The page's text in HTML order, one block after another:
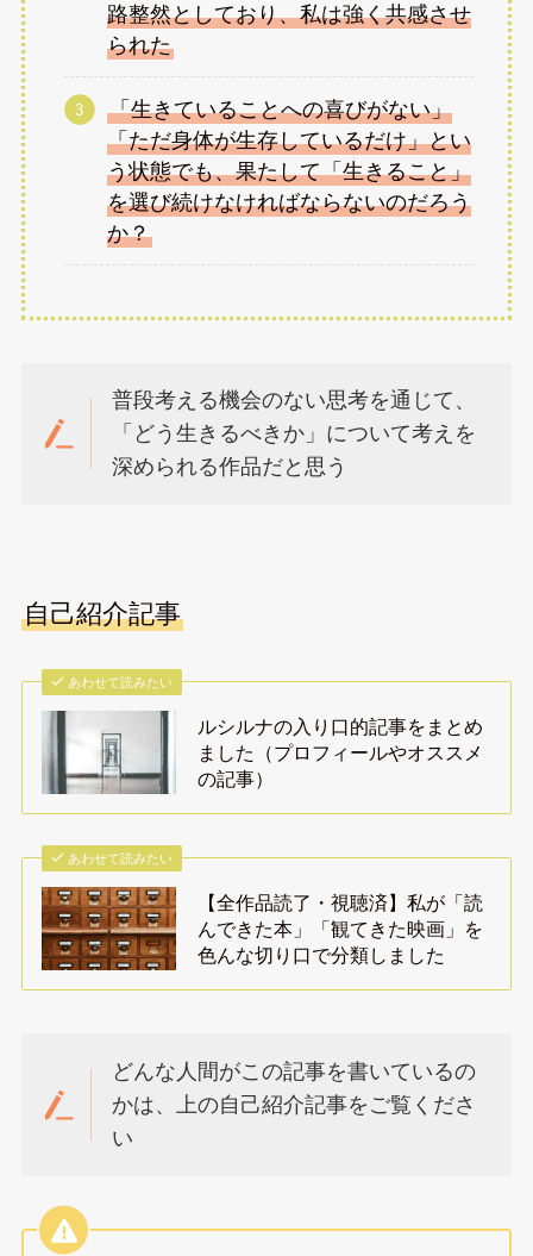
路整然としており、私は強く共感させ
られた
「生きていることへの喜びがない」
「ただ身体が生存しているだけ」とい
う状態でも、果たして「生きること」
を選び続けなければならないのだろう
か？
普段考える機会のない思考を通じて、
「どう生きるべきか」について考えを
深められる作品だと思う
自己紹介記事
あわせて読みたい
ルシルナの入り口的記事をまとめ
ました（プロフィールやオススメ
の記事）
あわせて読みたい
【全作品読了・視聴済】私が「読
んできた本」「観てきた映画」を
色んな切り口で分類しました
どんな人間がこの記事を書いているの
かは、上の自己紹介記事をご覧くださ
い